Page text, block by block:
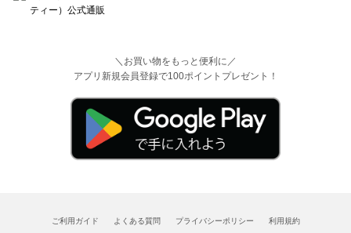
＼お買い物をもっと便利に／
アプリ新規会員登録で100ポイントプレゼント！
ご利用ガイド よくある質問 プライバシーポリシー 利用規約